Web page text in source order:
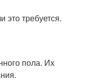
это требуется.
пола. Их